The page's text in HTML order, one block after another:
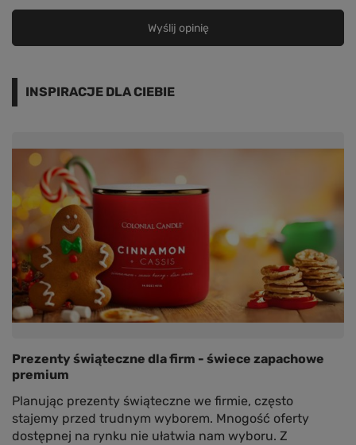
Wyślij opinię
INSPIRACJE DLA CIEBIE
Prezenty świąteczne dla firm - świece zapachowe
premium
Planując prezenty świąteczne we firmie, często
stajemy przed trudnym wyborem. Mnogość oferty
dostępnej na rynku nie ułatwia nam wyboru. Z